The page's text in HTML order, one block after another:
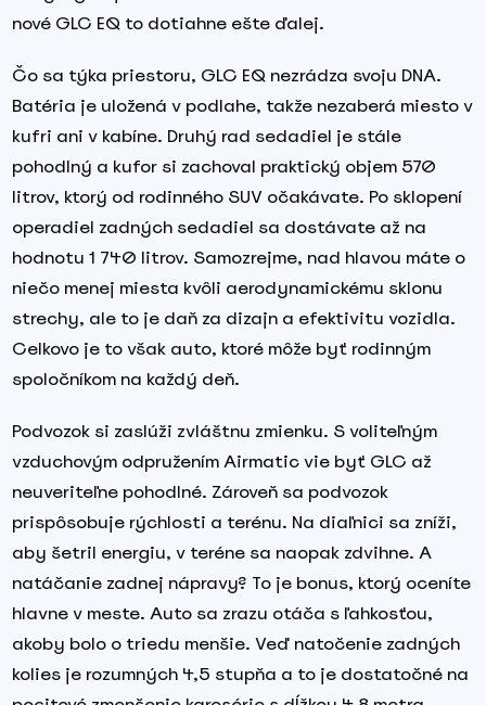
nové GLC EQ to dotiahne ešte ďalej.
Čo sa týka priestoru, GLC EQ nezrádza svoju DNA.
Batéria je uložená v podlahe, takže nezaberá miesto v
kufri ani v kabíne. Druhý rad sedadiel je stále
pohodlný a kufor si zachoval praktický objem 570
litrov, ktorý od rodinného SUV očakávate. Po sklopení
operadiel zadných sedadiel sa dostávate až na
hodnotu 1 740 litrov. Samozrejme, nad hlavou máte o
niečo menej miesta kvôli aerodynamickému sklonu
strechy, ale to je daň za dizajn a efektivitu vozidla.
Celkovo je to však auto, ktoré môže byť rodinným
spoločníkom na každý deň.
Podvozok si zaslúži zvláštnu zmienku. S voliteľným
vzduchovým odpružením Airmatic vie byť GLC až
neuveriteľne pohodlné. Zároveň sa podvozok
prispôsobuje rýchlosti a terénu. Na diaľnici sa zníži,
aby šetril energiu, v teréne sa naopak zdvihne. A
natáčanie zadnej nápravy? To je bonus, ktorý oceníte
hlavne v meste. Auto sa zrazu otáča s ľahkosťou,
akoby bolo o triedu menšie. Veď natočenie zadných
kolies je rozumných 4,5 stupňa a to je dostatočné na